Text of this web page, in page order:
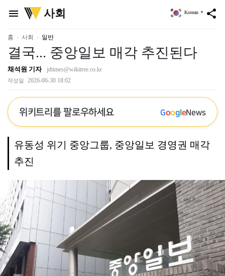
menu
위
키
리
사회 share
Korean ▼
홈 사회 일반
결국... 중앙일보 매각 추진된다
채석원 기자 jdtimes@wikitree.co.kr
작성일 2026-06-30 18:02
위키트리를 팔로우하세요 GoogleNews
유동성 위기 중앙그룹, 중앙일보 경영권 매각
추진